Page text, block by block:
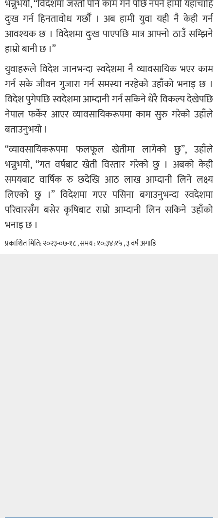
भन्नुभयो, “विदेशमा जस्तो पनि काम गर्न पछि नपर्ने हामी यहाँचाहिँ
दुःख गर्न हिनतावोध गर्छौँ । अब हामी युवा यही नै केही गर्न
आवश्यक छ । विदेशमा दुःख पाएपछि मात्र आफ्नो ठाउँ सम्झिने
हाम्रो बानी छ ।”
युवाहरूले विदेश जानभन्दा स्वदेशमा नै व्यावसायिक भएर काम
गर्न सके जीवन गुजारा गर्न समस्या नरहेको उहाँको भनाइ छ ।
विदेश पुगेपछि स्वदेशमा आम्दानी गर्न सकिने धेरै विकल्प देखेपछि
नेपाल फर्केर आएर व्यावसायिकरूपमा काम सुरु गरेको उहाँले
बताउनुभयो ।
“व्यावसायिकरूपमा फलफूल खेतीमा लागेको छु”, उहाँले
भन्नुभयो, “गत वर्षबाट खेती विस्तार गरेको छु । अबको केही
समयबाट वार्षिक रु छदेखि आठ लाख आम्दानी लिने लक्ष्य
लिएको छु ।” विदेशमा गएर पसिना बगाउनुभन्दा स्वदेशमा
परिवारसँग बसेर कृषिबाट राम्रो आम्दानी लिन सकिने उहाँको
भनाइ छ ।
प्रकाशित मिति: २०२३-०७-१८ , समय : १०:३४:१५ , ३ वर्ष अगाडि